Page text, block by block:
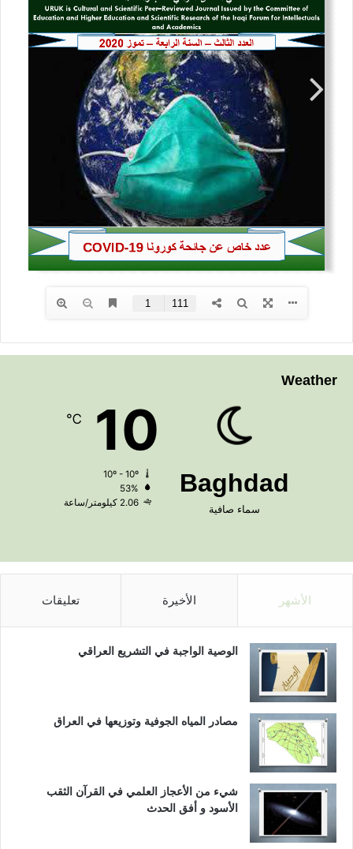
Weather
Baghdad
سماء صافية
10
℃
53%
2.06 كيلومتر/ساعة
الأشهر الأخيرة تعليقات
الوصية الواجبة في التشريع العراقي
مصادر المياه الجوفية وتوزيعها في العراق
شيء من الأعجاز العلمي في القرآن الثقب
الأسود و أفق الحدث